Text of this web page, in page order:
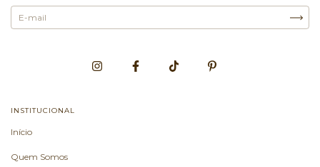
INSTITUCIONAL
Início
Quem Somos